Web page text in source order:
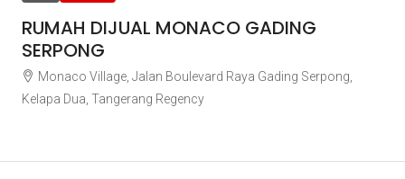
RUMAH DIJUAL MONACO GADING
SERPONG
Monaco Village, Jalan Boulevard Raya Gading Serpong,
Kelapa Dua, Tangerang Regency